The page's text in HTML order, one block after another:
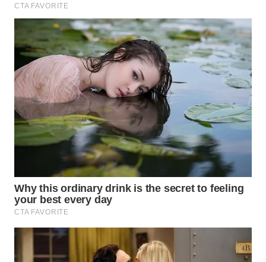
WN
BOROBUDUR
WN
MADURA
WN
SURABAYA
WN
BINTAN
WN